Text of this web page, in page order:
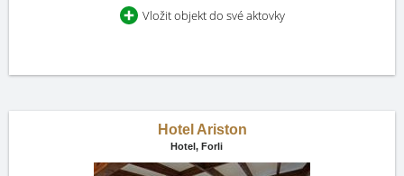
Vložit objekt do své aktovky
Hotel Ariston
Hotel, Forli